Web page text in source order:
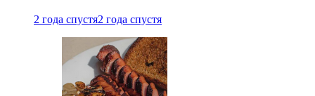
2 года спустя2 года спустя